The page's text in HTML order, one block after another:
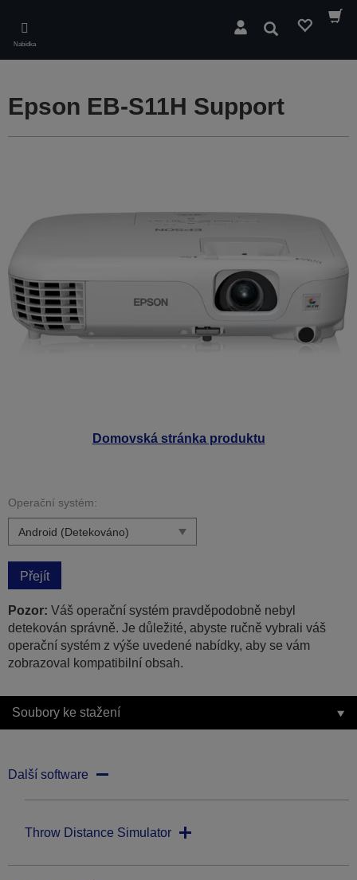
main
content
Nabídka
Hledat
Domovská stránka produktu
Epson EB-S11H Support
Operační systém:
Přejít
Pozor: Váš operační systém pravděpodobně nebyl
detekován správně. Je důležité, abyste ručně vybrali váš
operační systém z výše uvedené nabídky, aby se vám
zobrazoval kompatibilní obsah.
Soubory ke stažení
Další software
Throw Distance Simulator